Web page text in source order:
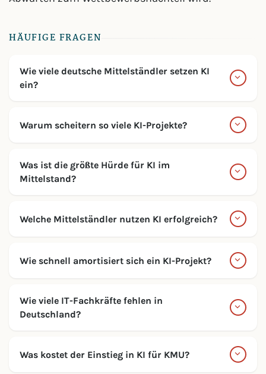
HÄUFIGE FRAGEN
Wie viele deutsche Mittelständler setzen KI
ein?
Warum scheitern so viele KI-Projekte?
Was ist die größte Hürde für KI im
Mittelstand?
Welche Mittelständler nutzen KI erfolgreich?
Wie schnell amortisiert sich ein KI-Projekt?
Wie viele IT-Fachkräfte fehlen in
Deutschland?
Was kostet der Einstieg in KI für KMU?